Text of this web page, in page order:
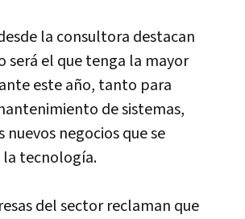
la consultora destacan
será el que tenga la mayor
este año, tanto para
de sistemas,
nuevos negocios que se
la tecnologí­a.
del sector reclaman que